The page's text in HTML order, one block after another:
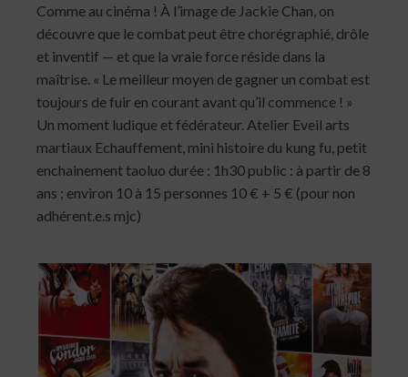
Comme au cinéma ! À l’image de Jackie Chan, on
découvre que le combat peut être chorégraphié, drôle
et inventif — et que la vraie force réside dans la
maîtrise. « Le meilleur moyen de gagner un combat est
toujours de fuir en courant avant qu’il commence ! »
Un moment ludique et fédérateur. Atelier Eveil arts
martiaux Echauffement, mini histoire du kung fu, petit
enchainement taoluo durée : 1h30 public : à partir de 8
ans ; environ 10 à 15 personnes 10 € + 5 € (pour non
adhérent.e.s mjc)